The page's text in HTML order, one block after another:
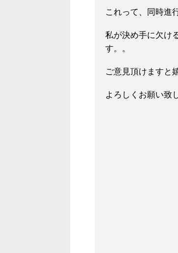
これって、同時進
私が決め手に欠け
す。。
ご意見頂けますと
よろしくお願い致